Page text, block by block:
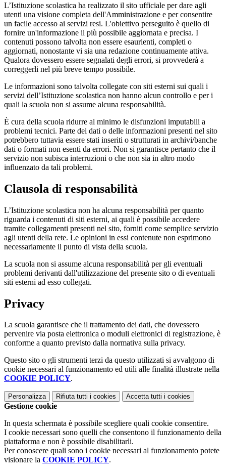
L’Istituzione scolastica ha realizzato il sito ufficiale per dare agli
utenti una visione completa dell'Amministrazione e per consentire
un facile accesso ai servizi resi. L'obiettivo perseguito è quello di
fornire un'informazione il più possibile aggiornata e precisa. I
contenuti possono talvolta non essere esaurienti, completi o
aggiornati, nonostante vi sia una redazione continuamente attiva.
Qualora dovessero essere segnalati degli errori, si provvederà a
correggerli nel più breve tempo possibile.
Le informazioni sono talvolta collegate con siti esterni sui quali i
servizi dell’Istituzione scolastica non hanno alcun controllo e per i
quali la scuola non si assume alcuna responsabilità.
È cura della scuola ridurre al minimo le disfunzioni imputabili a
problemi tecnici. Parte dei dati o delle informazioni presenti nel sito
potrebbero tuttavia essere stati inseriti o strutturati in archivi/banche
dati o formati non esenti da errori. Non si garantisce pertanto che il
servizio non subisca interruzioni o che non sia in altro modo
influenzato da tali problemi.
Clausola di responsabilità
L’Istituzione scolastica non ha alcuna responsabilità per quanto
riguarda i contenuti di siti esterni, ai quali è possibile accedere
tramite collegamenti presenti nel sito, forniti come semplice servizio
agli utenti della rete. Le opinioni in essi contenute non esprimono
necessariamente il punto di vista della scuola.
La scuola non si assume alcuna responsabilità per gli eventuali
problemi derivanti dall'utilizzazione del presente sito o di eventuali
siti esterni ad esso collegati.
Privacy
La scuola garantisce che il trattamento dei dati, che dovessero
pervenire via posta elettronica o moduli elettronici di registrazione, è
conforme a quanto previsto dalla normativa sulla privacy.
Questo sito o gli strumenti terzi da questo utilizzati si avvalgono di
cookie necessari al funzionamento ed utili alle finalità illustrate nella
COOKIE POLICY.
Personalizza Rifiuta tutti i cookies Accetta tutti i cookies
Gestione cookie
In questa schermata è possibile scegliere quali cookie consentire.
I cookie necessari sono quelli che consentono il funzionamento della
piattaforma e non è possibile disabilitarli.
Per conoscere quali sono i cookie necessari al funzionamento potete
visionare la COOKIE POLICY.